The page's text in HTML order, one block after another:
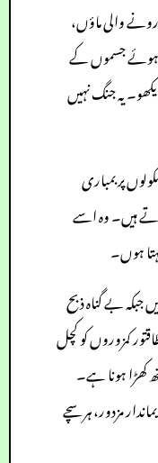
والی ماؤں،
ہوئے جسموں کے
یہ جنگ نہیں
پر بمباری
ہیں۔ وہ اسے
ہوں۔
بے گناہ ذبح
کمزوروں کو کچل
ہونا ہے۔
مزدور، ہر سچے